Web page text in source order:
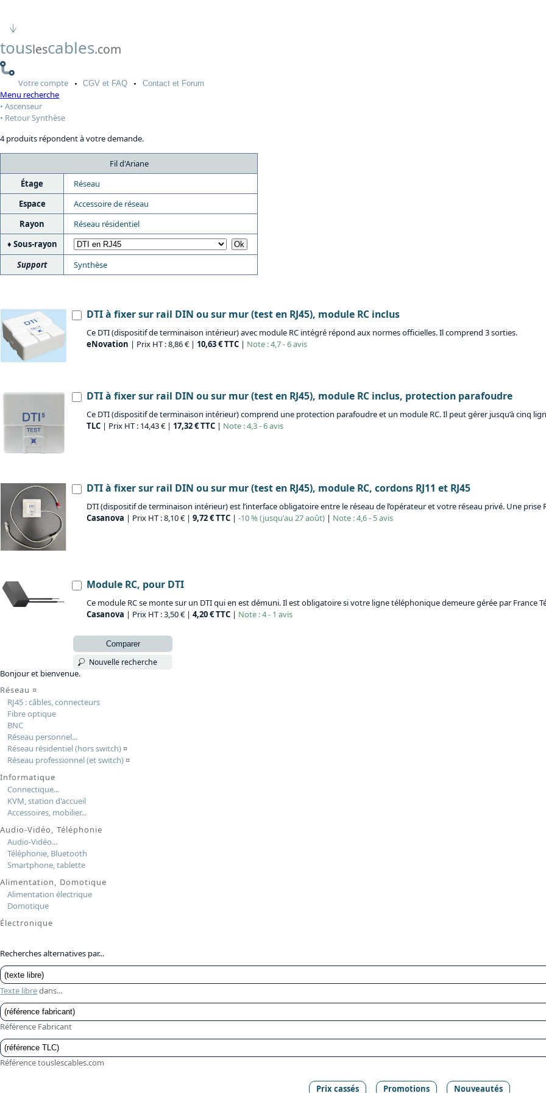
touslescables.com
Votrecompte CGV et FAQ Contactet Forum
Menu recherche
Ascenseur
Retour Synthèse
4 produits répondent à votre demande.
Fil d'Ariane
Étage
Réseau
Espace
Accessoire de réseau
Rayon
Réseau résidentiel
Sous-rayon
Support
Synthèse
DTI à fixer sur rail DIN ou sur mur (test en RJ45), module RC inclus
Ce DTI (dispositif de terminaison intérieur) avec module RC intégré répond aux normes officielles. Il comprend 3 sorties.
eNovation | Prix HT : 8,86 € | 10,63 € TTC | Note : 4,7 - 6 avis
DTI à fixer sur rail DIN ou sur mur (test en RJ45), module RC inclus, protection parafoudre
Ce DTI (dispositif de terminaison intérieur) comprend une protection parafoudre et un module RC. Il peut gérer jusqu’à cinq
TLC | Prix HT : 14,43 € | 17,32 € TTC | Note : 4,3 - 6 avis
DTI à fixer sur rail DIN ou sur mur (test en RJ45), module RC, cordons RJ11 et RJ45
DTI (dispositif de terminaison intérieur) est l’interface obligatoire entre le réseau de l’opérateur et votre réseau privé. Une prise
Casanova | Prix HT : 8,10 € | 9,72 € TTC | -10 % (jusqu'au 27 août) | Note : 4,6 - 5 avis
Module RC, pour DTI
Ce module RC se monte sur un DTI qui en est démuni. Il est obligatoire si votre ligne téléphonique demeure gérée par France
Casanova | Prix HT : 3,50 € | 4,20 € TTC | Note : 4 - 1 avis
Comparer
Nouvelle recherche
Bonjour et bienvenue.
Réseau ¤
RJ45 : câbles, connecteurs
Fibre optique
BNC
Réseau personnel...
Réseau résidentiel (hors switch)¤
Réseau professionnel (et switch)¤
Informatique
Connectique...
KVM, station d'accueil
Accessoires, mobilier...
Audio-Vidéo, Téléphonie
Audio-Vidéo...
Téléphonie, Bluetooth
Smartphone, tablette
Alimentation, Domotique
Alimentation électrique
Domotique
Électronique
Recherches alternatives par...
Texte libredans...
Référence Fabricant
Référence touslescables.com
Prix cassés Promotions Nouveautés